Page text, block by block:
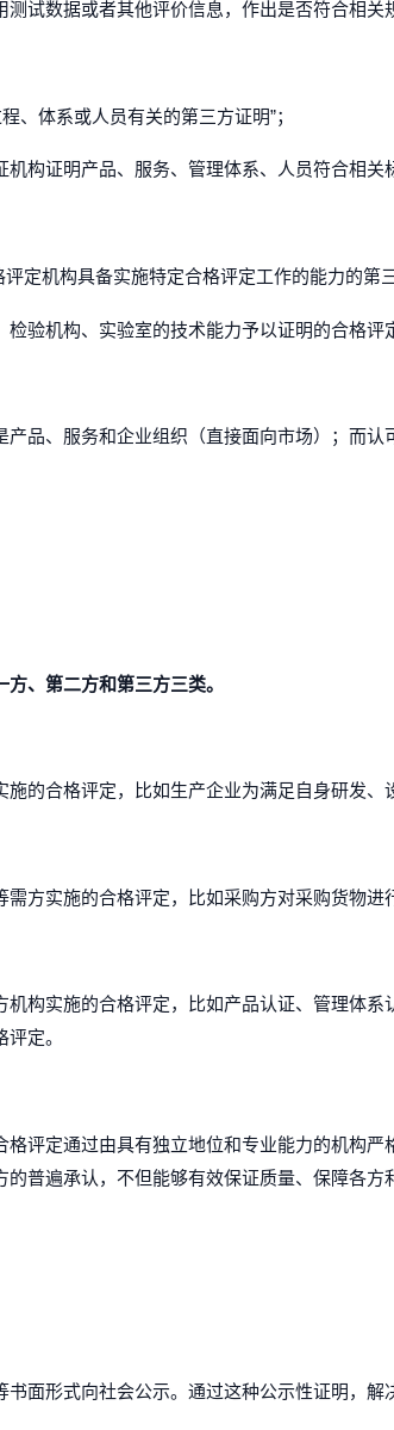
试数据或者其他评价信息，作出是否符合相关
、体系或人员有关的第三方证明”；
构证明产品、服务、管理体系、人员符合相关
评定机构具备实施特定合格评定工作的能力的第
验机构、实验室的技术能力予以证明的合格评
品、服务和企业组织（直接面向市场）；而
方、第二方和第三方三类。
的合格评定，比如生产企业为满足自身研发、
方实施的合格评定，比如采购方对采购货物进
构实施的合格评定，比如产品认证、管理体系
评定。
评定通过由具有独立地位和专业能力的机构
普遍承认，不但能够有效保证质量、保障各方
面形式向社会公示。通过这种公示性证明，